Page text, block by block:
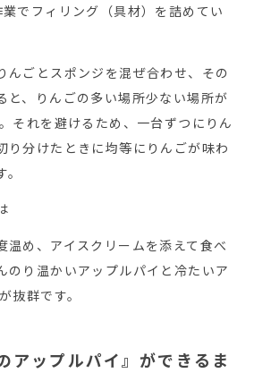
でフィリング（具材）を詰めてい
ごとスポンジを混ぜ合わせ、その
と、りんごの多い場所少ない場所が
それを避けるため、一台ずつにりん
り分けたときに均等にりんごが味わ
め、アイスクリームを添えて食べ
のり温かいアップルパイと冷たいア
抜群です。
アップルパイ』ができるま